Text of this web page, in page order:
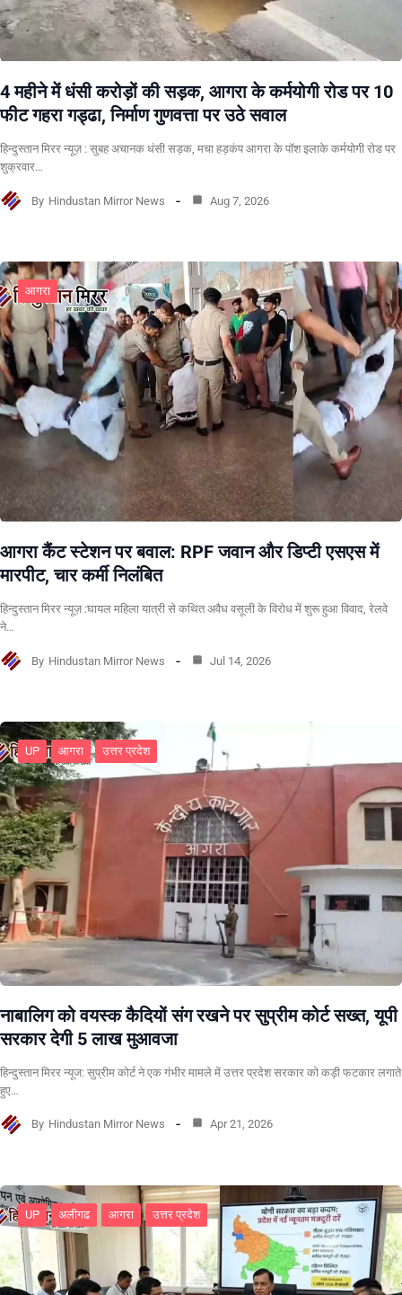
4 महीने में धंसी करोड़ों की सड़क, आगरा के कर्मयोगी रोड पर 10
फीट गहरा गड्ढा, निर्माण गुणवत्ता पर उठे सवाल
हिन्दुस्तान मिरर न्यूज़ : सुबह अचानक धंसी सड़क, मचा हड़कंप आगरा के पॉश इलाके कर्मयोगी रोड पर
शुक्रवार…
By Hindustan Mirror News Aug 7, 2026
आगरा
आगरा कैंट स्टेशन पर बवाल: RPF जवान और डिप्टी एसएस में
मारपीट, चार कर्मी निलंबित
हिन्दुस्तान मिरर न्यूज़ :घायल महिला यात्री से कथित अवैध वसूली के विरोध में शुरू हुआ विवाद, रेलवे
ने…
By Hindustan Mirror News Jul 14, 2026
UP आगरा उत्तर प्रदेश
नाबालिग को वयस्क कैदियों संग रखने पर सुप्रीम कोर्ट सख्त, यूपी
सरकार देगी 5 लाख मुआवजा
हिन्दुस्तान मिरर न्यूज: सुप्रीम कोर्ट ने एक गंभीर मामले में उत्तर प्रदेश सरकार को कड़ी फटकार लगाते
हुए…
By Hindustan Mirror News Apr 21, 2026
UP अलीगढ आगरा उत्तर प्रदेश